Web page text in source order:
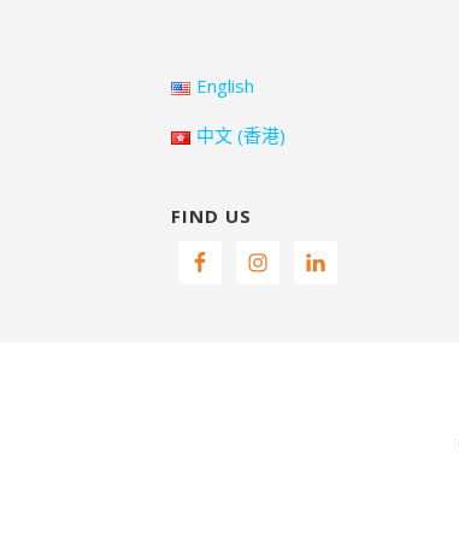
English
中文 (香港)
FIND US